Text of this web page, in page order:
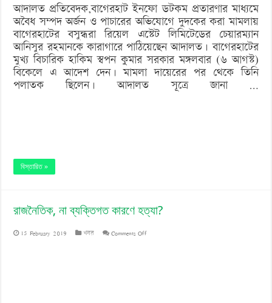
করাগারে
আদালত প্রতিবেদক,বাগেরহাট ইনফো ডটকম প্রতারণার মাধ্যমে
অবৈধ সম্পদ অর্জন ও পাচারের অভিযোগে দুদকের করা মামলায়
বাগেরহাটের বসুন্ধরা রিয়েল এস্টেট লিমিটেডের চেয়ারম্যান
আনিসুর রহমানকে কারাগারে পাঠিয়েছেন আদালত। বাগেরহাটের
মুখ্য বিচারিক হাকিম স্বপন কুমার সরকার মঙ্গলবার (৬ আগস্ট)
বিকেলে এ আদেশ দেন। মামলা দায়েরের পর থেকে তিনি
পলাতক ছিলেন। আদালত সূত্রে জানা …
বিস্তারিত »
রাজনৈতিক, না ব্যক্তিগত কারণে হত্যা?
15 February 2019 খবর Comments Offon